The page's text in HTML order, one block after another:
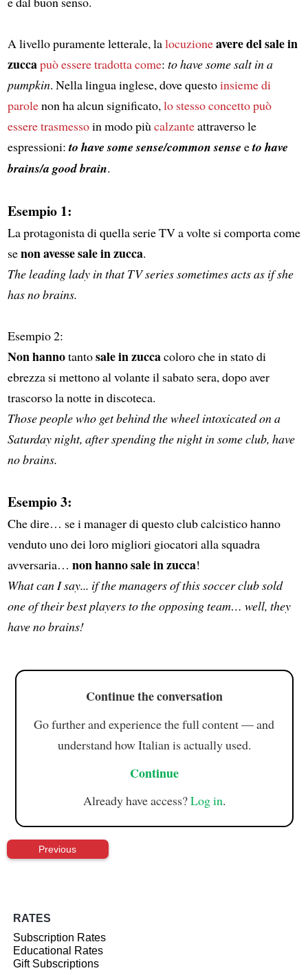
A livello puramente letterale, lalocuzioneavere del sale in
zuccapuò essere tradotta come: to have some salt in a
pumpkin. Nella lingua inglese, dove questoinsieme di
parolenon ha alcun significato, lo stesso concetto può
essere trasmessoin modo più calzanteattraverso le
espressioni:to have some sense/common sense eto have
brains/a good brain.
Esempio 1:
La protagonista di quella serie TV a volte si comporta come
senon avesse sale in zucca.
The leading lady in that TV series sometimes acts as if she
has no brains.
Esempio 2:
Non hannotantosale in zuccacoloro che in stato di
ebrezza si mettono al volante il sabato sera, dopo aver
trascorso la notte in discoteca.
Those people who get behind the wheel intoxicated on a
Saturday night, after spending the night in some club, have
no brains.
Esempio 3:
Che dire… se i manager di questo club calcistico hanno
venduto uno dei loro migliori giocatori alla squadra
avversaria… non hanno sale in zucca!
What can I say... if the managers of this soccer club sold
one of their best players to the opposing team… well, they
have no brains!
Continue the conversation
Go further and experience the full content — and
understand how Italian is actually used.
Continue
Already have access?Log in.
Previous
RATES
Subscription Rates
Educational Rates
Gift Subscriptions